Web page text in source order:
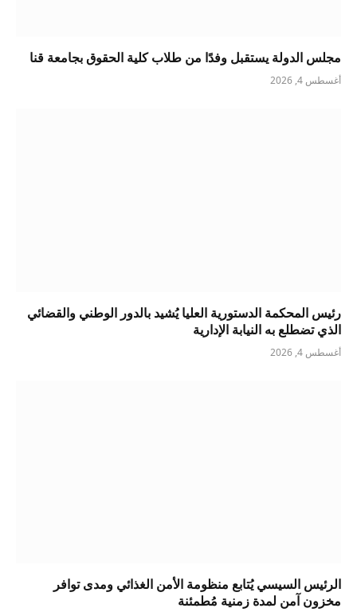
مجلس الدولة يستقبل وفدًا من طلاب كلية الحقوق بجامعة قنا
أغسطس 4, 2026
رئيس المحكمة الدستورية العليا يُشيد بالدور الوطني والقضائي
الذي تضطلع به النيابة الإدارية
أغسطس 4, 2026
الرئيس السيسي يُتابع منظومة الأمن الغذائي ومدى توافر
مخزون آمن لمدة زمنية مُطمئنة